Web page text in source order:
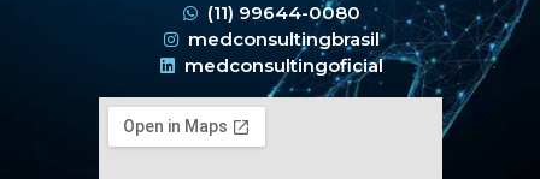
(11) 99644-0080
medconsultingbrasil
medconsultingoficial